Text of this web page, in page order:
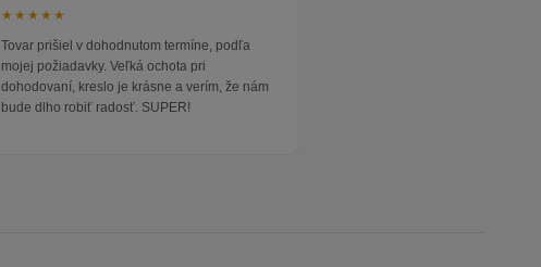
★★★★★
Tovar prišiel v dohodnutom termíne, podľa
mojej požiadavky. Veľká ochota pri
dohodovaní, kreslo je krásne a verím, že nám
bude dlho robiť radosť. SUPER!